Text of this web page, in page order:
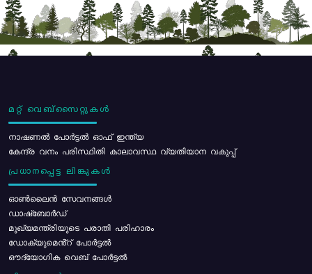
മറ്റ് വെബ്സൈറ്റുകൾ
നാഷണൽ പോർട്ടൽ ഓഫ് ഇന്ത്യ
കേന്ദ്ര വനം പരിസ്ഥിതി കാലാവസ്ഥ വ്യതിയാന വകുപ്പ്
പ്രധാനപ്പെട്ട ലിങ്കുകൾ
ഓൺലൈൻ സേവനങ്ങൾ
ഡാഷ്ബോർഡ്
മുഖ്യമന്ത്രിയുടെ പരാതി പരിഹാരം
ഡോക്യുമെൻ്റ് പോർട്ടൽ
ഔദ്യോഗിക വെബ് പോർട്ടൽ